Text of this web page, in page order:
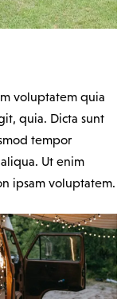
voluptatem quia
quia. Dicta sunt
tempor
Ut enim
ipsam voluptatem.